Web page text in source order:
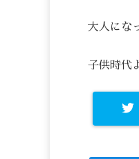
大人にな
子供時代